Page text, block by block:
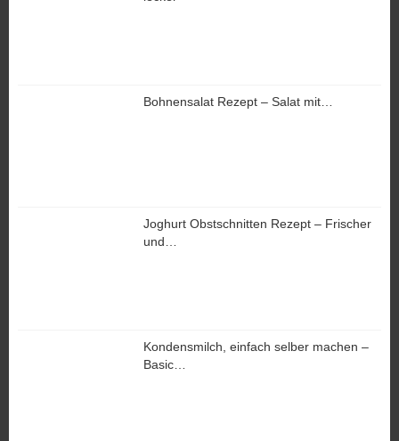
Bohnensalat Rezept – Salat mit…
Joghurt Obstschnitten Rezept – Frischer
und…
Kondensmilch, einfach selber machen –
Basic…